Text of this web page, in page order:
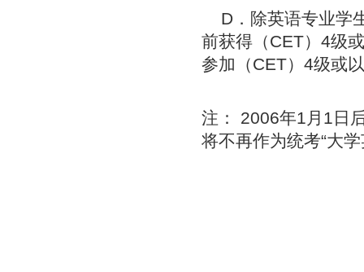
D．除英语专业学
前获得（CET）4级
参加（CET）4级或
注： 2006年1月1日
将不再作为统考“大